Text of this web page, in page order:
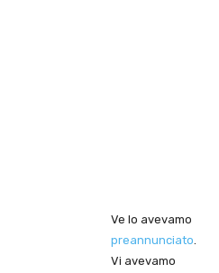
Ve lo avevamo
preannunciato
Vi avevamo